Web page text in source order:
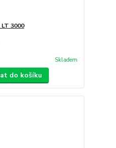
3000
Skladem
do košíku